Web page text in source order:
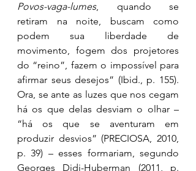
Povos-vaga-lumes, quando se
retiram na noite, buscam como
podem sua liberdade de
movimento, fogem dos projetores
do “reino”, fazem o impossível para
afirmar seus desejos” (Ibid., p. 155).
Ora, se ante as luzes que nos cegam
há os que delas desviam o olhar –
“há os que se aventuram em
produzir desvios” (PRECIOSA, 2010,
p. 39) – esses formariam, segundo
Georges Didi-Huberman (2011, p.